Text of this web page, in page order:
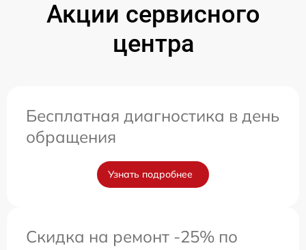
Акции сервисного
центра
Бесплатная диагностика в день
обращения
Узнать подробнее
Скидка на ремонт -25% по